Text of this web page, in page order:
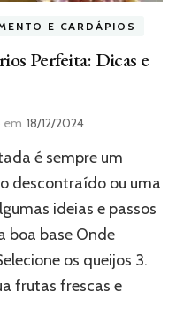
E CARDÁPIOS
Perfeita: Dicas e
em 18/12/2024
é sempre um
descontraído ou uma
ideias e passos
boa base Onde
os queijos 3.
frutas frescas e